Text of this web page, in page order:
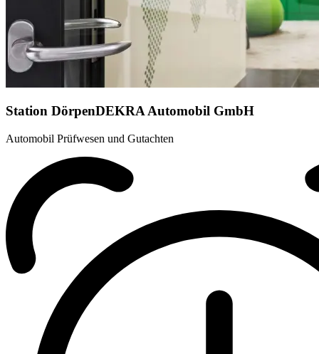
Station DörpenDEKRA Automobil GmbH
Automobil Prüfwesen und Gutachten